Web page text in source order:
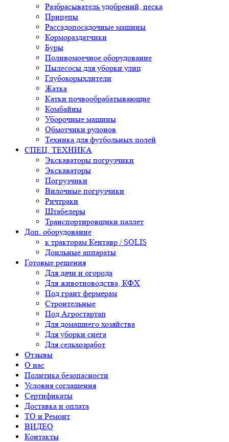
Разбрасыватель удобрений, песка
Прицепы
Рассадопосадочные машины
Кормораздатчики
Буры
Поливомоечное оборудование
Пылесосы для уборки улиц
Глубокорыхлители
Жатка
Катки почвообрабатывающие
Комбайны
Уборочные машины
Обмотчики рулонов
Техника для футбольных полей
СПЕЦ. ТЕХНИКА
Экскаваторы погрузчики
Экскаваторы
Погрузчики
Вилочные погрузчики
Ричтраки
Штабелеры
Транспортировщики паллет
Доп. оборудование
к тракторам Кентавр / SOLIS
Доильные аппараты
Готовые решения
Для дачи и огорода
Для животноводства, КФХ
Под грант фермерам
Строительные
Под Агростартап
Для домашнего хозяйства
Для уборки снега
Для сельхозработ
Отзывы
О нас
Политика безопасности
Условия соглашения
Сертификаты
Доставка и оплата
ТО и Ремонт
ВИДЕО
Контакты